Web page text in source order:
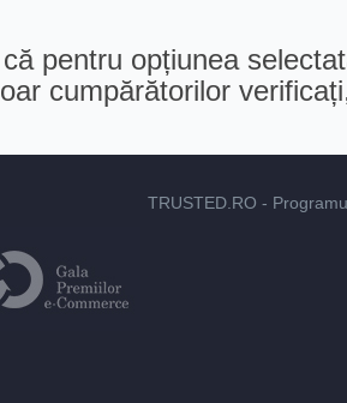
pentru opțiunea
cumpărătorilor
TRUSTED.RO -